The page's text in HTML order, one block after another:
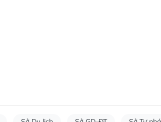
Sở Du lịch Sở GD-ĐT Sở Tư pháp